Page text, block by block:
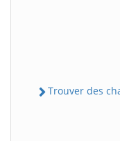
Trouver des